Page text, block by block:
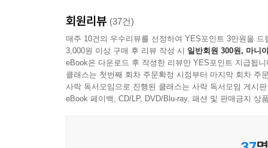
이유이다.
---p.123
직장을 다니는 사람의 경우에는 무언가 새롭게
지난 주의 나와 이번 주의 나, 다음 주의 나의 기상
데 어떤 원칙을 가지고 시간을 관리해야 할까? 이
현재 가장 많은 수험생이 뜨겁게 지지하고 있는 단
첫 책이었음에도 10만 부 가까이 팔리며 자기계
유튜브 채널 ‘DreamSchool 이윤규 변호사’는 그
있다. 댓글들을 보면 “공부에 대한 틀을 깬 분” “
등의 인증이 끊임없이 이어지고 있다. 이는 9개
회원리뷰 (37건)
매주 10건의 우수리뷰를 선정하여 YES포인트 3만원을 드
3,000원 이상 구매 후 리뷰 작성 시 일반회원 300원, 마니
eBook은 다운로드 후 작성한 리뷰만 YES포인트 지급됩니
클래스는 첫번째 회차 주문확정 시점부터 마지막 회차 주
사락 독서모임으로 진행된 클래스는 사락 독서모임 게시
eBook 페이백, CD/LP, DVD/Blu-ray, 패션 및 판매금지 상